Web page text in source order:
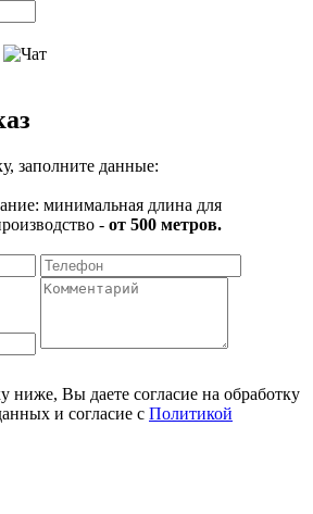
заполните данные:
минимальная длина для
- от 500 метров.
ниже, Вы даете согласие на обработку
и согласие с Политикой